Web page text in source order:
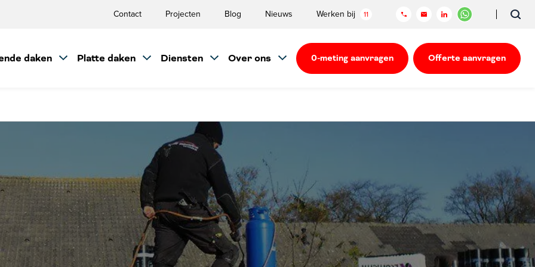
Contact Projecten Blog Nieuws Werken bij 11
daken Platte daken Diensten Over ons 0-meting aanvragen Offerte aanvragen